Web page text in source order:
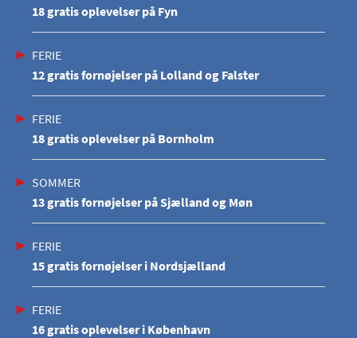
18 gratis oplevelser på Fyn
FERIE
12 gratis fornøjelser på Lolland og Falster
FERIE
18 gratis oplevelser på Bornholm
SOMMER
13 gratis fornøjelser på Sjælland og Møn
FERIE
15 gratis fornøjelser i Nordsjælland
FERIE
16 gratis oplevelser i København